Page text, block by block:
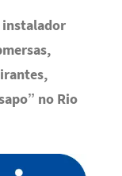
instalador
no Rio